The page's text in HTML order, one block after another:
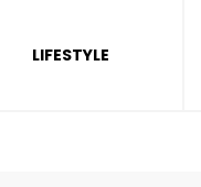
LIFESTYLE